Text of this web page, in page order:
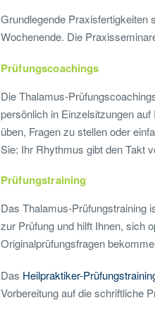
Grundlegende Praxisfertigkeiten
Wochenende. Die
Prüfungscoachings
Die Thalamus-
persönlich in Einzelsitzungen
üben, Fragen zu stellen oder
Sie: Ihr Rhythmus gibt den Takt
Prüfungstraining
Das Thalamus-Prüfungstraining
zur Prüfung und hilft Ihnen, sich
Originalprüfungsfragen
Das Heilpraktiker-
Vorbereitung auf die schriftliche